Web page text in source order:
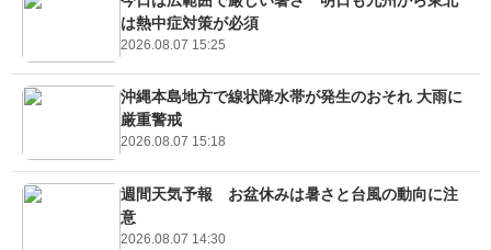
は熱中症対策が必須
2026.08.07 15:25
沖縄本島地方で線状降水帯が発生のおそれ 大雨に
厳重警戒
2026.08.07 15:18
週間天気予報 お盆休みは暑さと台風の動向に注
意
2026.08.07 14:30